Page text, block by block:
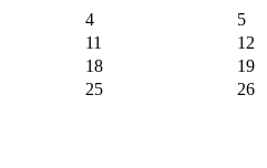
4
5
11
12
18
19
25
26